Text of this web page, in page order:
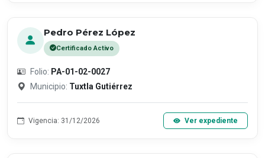
Pedro Pérez López
Certificado Activo
Folio: PA-01-02-0027
Municipio: Tuxtla Gutiérrez
Vigencia: 31/12/2026 Ver expediente